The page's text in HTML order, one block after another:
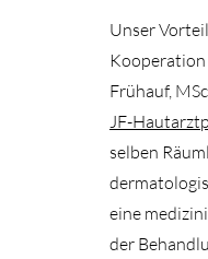
Unser
Kooperation
Frühauf,
JF-
selben
eine
der